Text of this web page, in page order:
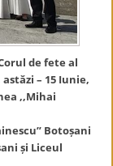
de fete al
– 15 Iunie,
,,Mihai
Botoșani
și Liceul